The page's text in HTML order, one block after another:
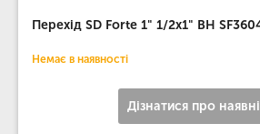
Перехід SD Forte 1" 1/2х1" ВН
Немає в наявності
Дізнатися про